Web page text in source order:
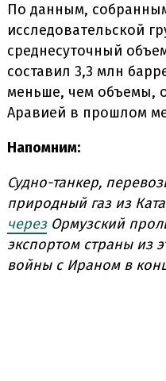
По данным,
исследовательской
среднесуточный
составил 3,3 млн
меньше, чем объемы,
Аравией в прошлом
Напомним:
Судно-танкер,
природный газ из
через Ормузский
экспортом страны из
войны с Ираном в